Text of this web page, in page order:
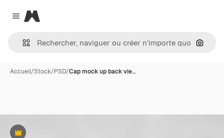
Close menu
Magnific
Accueil/Stock/PSD/Cap mock up back vie…
Premium